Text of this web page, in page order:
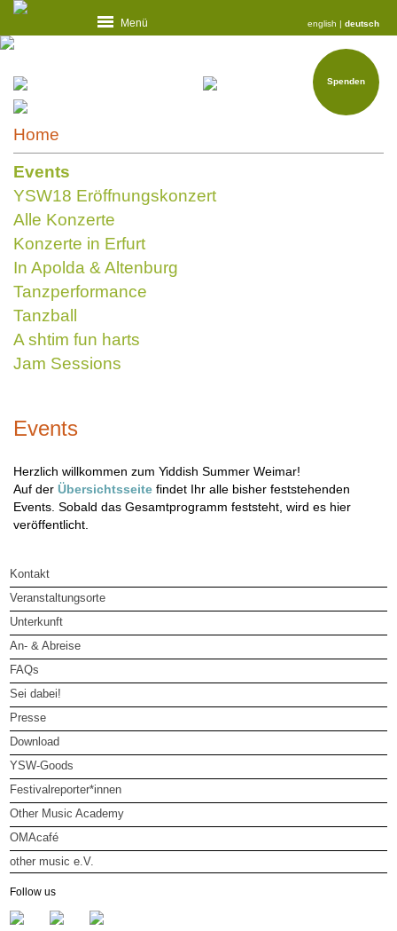
english | deutsch
Menü
Spenden
Home
Events
YSW18 Eröffnungskonzert
Alle Konzerte
Konzerte in Erfurt
In Apolda & Altenburg
Tanzperformance
Tanzball
A shtim fun harts
Jam Sessions
Events
Herzlich willkommen zum Yiddish Summer Weimar!
Auf der Übersichtsseitefindet Ihr alle bisher feststehenden
Events. Sobald das Gesamtprogramm feststeht, wird es hier
veröffentlicht.
Kontakt
Veranstaltungsorte
Unterkunft
An- & Abreise
FAQs
Sei dabei!
Presse
Download
YSW-Goods
Festivalreporter*innen
Other Music Academy
OMAcafé
other music e.V.
Newsletter
Follow us